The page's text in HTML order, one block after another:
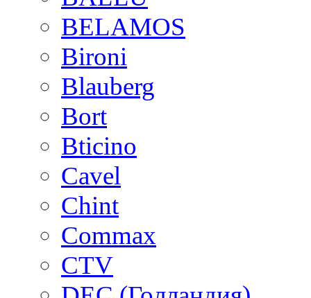
BELAMOS
Bironi
Blauberg
Bort
Bticino
Cavel
Chint
Commax
CTV